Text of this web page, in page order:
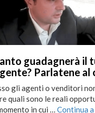
guadagnerà il
Parlatene al
gli agenti o venditori
quali sono le reali
in cui … Continua